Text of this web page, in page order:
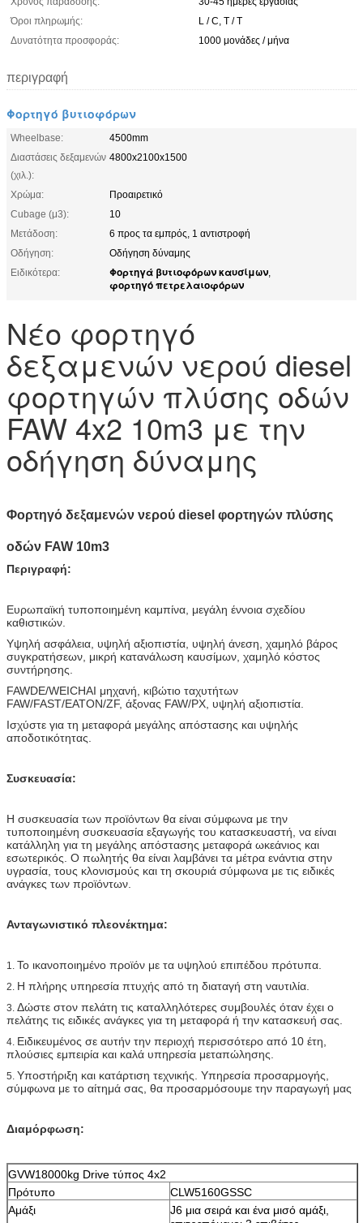
Όροι πληρωμής:
L / C, T / T
Δυνατότητα προσφοράς:
1000 μονάδες / μήνα
περιγραφή
Φορτηγό βυτιοφόρων
Wheelbase:
4500mm
Διαστάσεις δεξαμενών
(χιλ.):
4800x2100x1500
Χρώμα:
Προαιρετικό
Cubage (μ3):
10
Μετάδοση:
6 προς τα εμπρός, 1 αντιστροφή
Οδήγηση:
Οδήγηση δύναμης
Ειδικότερα:
Φορτηγά βυτιοφόρων καυσίμων,
φορτηγό πετρελαιοφόρων
Νέο φορτηγό
δεξαμενών νερού diesel
φορτηγών πλύσης οδών
FAW 4x2 10m3 με την
οδήγηση δύναμης
Φορτηγό δεξαμενών νερού diesel φορτηγών πλύσης
οδών FAW 10m3
Περιγραφή:
Ευρωπαϊκή τυποποιημένη καμπίνα, μεγάλη έννοια σχεδίου
καθιστικών.
Υψηλή ασφάλεια, υψηλή αξιοπιστία, υψηλή άνεση, χαμηλό βάρος
συγκρατήσεων, μικρή κατανάλωση καυσίμων, χαμηλό κόστος
συντήρησης.
FAWDE/WEICHAI μηχανή, κιβώτιο ταχυτήτων
FAW/FAST/EATON/ZF, άξονας FAW/PX, υψηλή αξιοπιστία.
Ισχύστε για τη μεταφορά μεγάλης απόστασης και υψηλής
αποδοτικότητας.
Συσκευασία:
Η συσκευασία των προϊόντων θα είναι σύμφωνα με την
τυποποιημένη συσκευασία εξαγωγής του κατασκευαστή, να είναι
κατάλληλη για τη μεγάλης απόστασης μεταφορά ωκεάνιος και
εσωτερικός. Ο πωλητής θα είναι λαμβάνει τα μέτρα ενάντια στην
υγρασία, τους κλονισμούς και τη σκουριά σύμφωνα με τις ειδικές
ανάγκες των προϊόντων.
Ανταγωνιστικό πλεονέκτημα:
1. Το ικανοποιημένο προϊόν με τα υψηλού επιπέδου πρότυπα.
2. Η πλήρης υπηρεσία πτυχής από τη διαταγή στη ναυτιλία.
3. Δώστε στον πελάτη τις καταλληλότερες συμβουλές όταν έχει ο
πελάτης τις ειδικές ανάγκες για τη μεταφορά ή την κατασκευή σας.
4. Ειδικευμένος σε αυτήν την περιοχή περισσότερο από 10 έτη,
πλούσιες εμπειρία και καλά υπηρεσία μεταπώλησης.
5. Υποστήριξη και κατάρτιση τεχνικής. Υπηρεσία προσαρμογής,
σύμφωνα με το αίτημά σας, θα προσαρμόσουμε την παραγωγή μας
Διαμόρφωση:
GVW18000kg Drive τύπος 4x2
Πρότυπο
CLW5160GSSC
Αμάξι
J6 μια σειρά και ένα μισό αμάξι,